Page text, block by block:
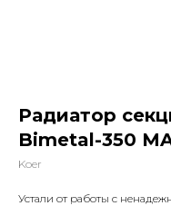
Радиатор
Bimetal-350
Koer
Устали от работы с